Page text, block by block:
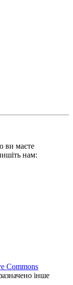
ви маєте
нам:
Commons
інше